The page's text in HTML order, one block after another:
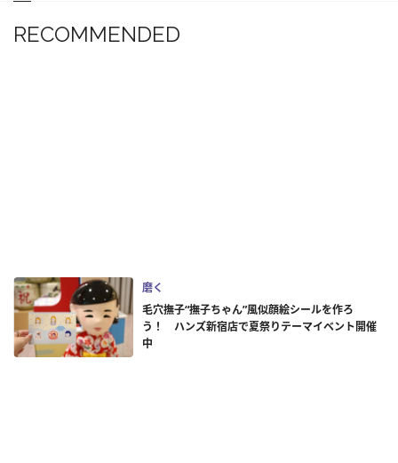
RECOMMENDED
磨く
毛穴撫子“撫子ちゃん”風似顔絵シールを作ろ
う！ ハンズ新宿店で夏祭りテーマイベント開催
中